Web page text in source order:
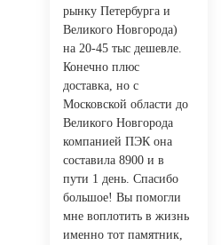
рынку Петербурга и
Великого Новгорода)
на 20-45 тыс дешевле.
Конечно плюс
доставка, но с
Московской области до
Великого Новгорода
компанией ПЭК она
составила 8900 и в
пути 1 день. Спасибо
большое! Вы помогли
мне воплотить в жизнь
именно тот памятник,